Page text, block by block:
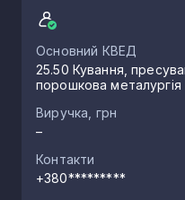
Основний КВЕД
25.50 Кування,
порошкова металургія
Виручка, грн
–
Контакти
+380*********